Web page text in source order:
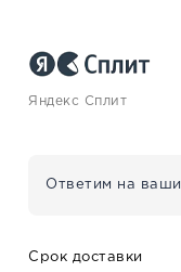
Яндекс Сплит
Ответим на
Срок доставки